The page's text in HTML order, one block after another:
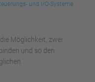
und I/O-Systeme
Möglichkeit, zwei
und so den